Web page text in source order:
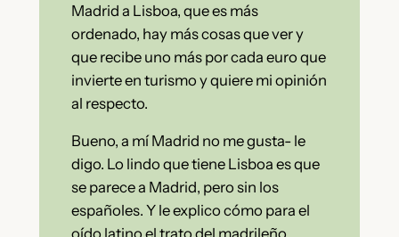
Madrid a Lisboa, que es más
ordenado, hay más cosas que ver y
que recibe uno más por cada euro que
invierte en turismo y quiere mi opinión
al respecto.
Bueno, a mí Madrid no me gusta- le
digo. Lo lindo que tiene Lisboa es que
se parece a Madrid, pero sin los
españoles. Y le explico cómo para el